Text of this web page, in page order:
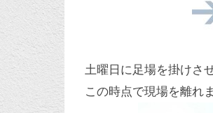
土曜日に足場を掛けさ
この時点で現場を離れ